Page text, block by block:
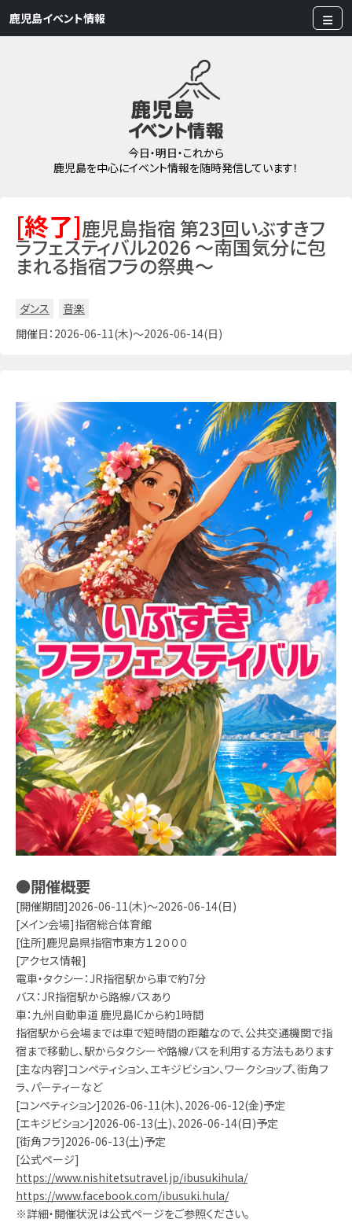
鹿児島イベント情報
今日・明日・これから
鹿児島を中心にイベント情報を随時発信しています！
[終了]鹿児島指宿 第23回いぶすきフ
ラフェスティバル2026 ～南国気分に包
まれる指宿フラの祭典～
ダンス
音楽
開催日：2026-06-11(木)～2026-06-14(日)
●開催概要
[開催期間]2026-06-11(木)～2026-06-14(日)
[メイン会場]指宿総合体育館
[住所]鹿児島県指宿市東方１２０００
[アクセス情報]
電車・タクシー：JR指宿駅から車で約7分
バス：JR指宿駅から路線バスあり
車：九州自動車道 鹿児島ICから約1時間
指宿駅から会場までは車で短時間の距離なので、公共交通機関で指
宿まで移動し、駅からタクシーや路線バスを利用する方法もあります
[主な内容]コンペティション、エキジビション、ワークショップ、街角フ
ラ、パーティーなど
[コンペティション]2026-06-11(木)、2026-06-12(金)予定
[エキジビション]2026-06-13(土)、2026-06-14(日)予定
[街角フラ]2026-06-13(土)予定
[公式ページ]
https://www.nishitetsutravel.jp/ibusukihula/
https://www.facebook.com/ibusuki.hula/
※詳細・開催状況は公式ページをご参照ください。